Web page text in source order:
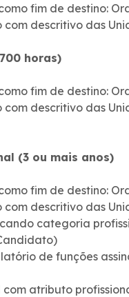
fim de destino:
descritivo das
horas)
fim de destino:
descritivo das
(3 ou mais anos)
fim de destino:
descritivo das
categoria
de funções
atributo